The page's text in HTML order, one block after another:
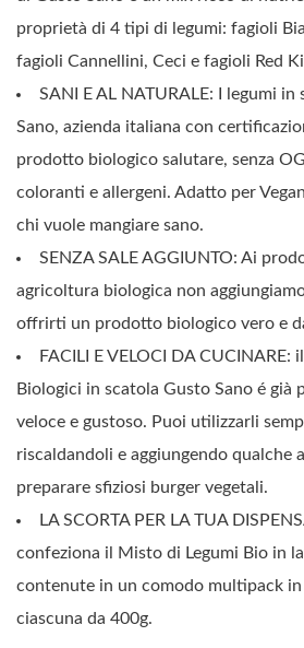
proprietà di 4 tipi di legumi: fagioli
fagioli Cannellini, Ceci e fagioli Red
SANI E AL NATURALE: I legumi
Sano, azienda italiana con
prodotto biologico salutare, senza
coloranti e allergeni. Adatto per
chi vuole mangiare sano.
SENZA SALE AGGIUNTO: Ai
agricoltura biologica non
offrirti un prodotto biologico vero e
FACILI E VELOCI DA CUCINARE:
Biologici in scatola Gusto Sano é già
veloce e gustoso. Puoi utilizzarli
riscaldandoli e aggiungendo qualche
preparare sfiziosi burger vegetali.
LA SCORTA PER LA TUA
confeziona il Misto di Legumi Bio in
contenute in un comodo multipack
ciascuna da 400g.